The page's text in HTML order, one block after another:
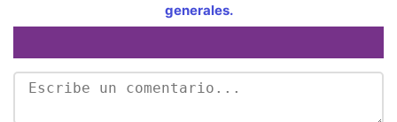
generales.